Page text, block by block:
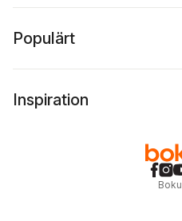
Populärt
Inspiration